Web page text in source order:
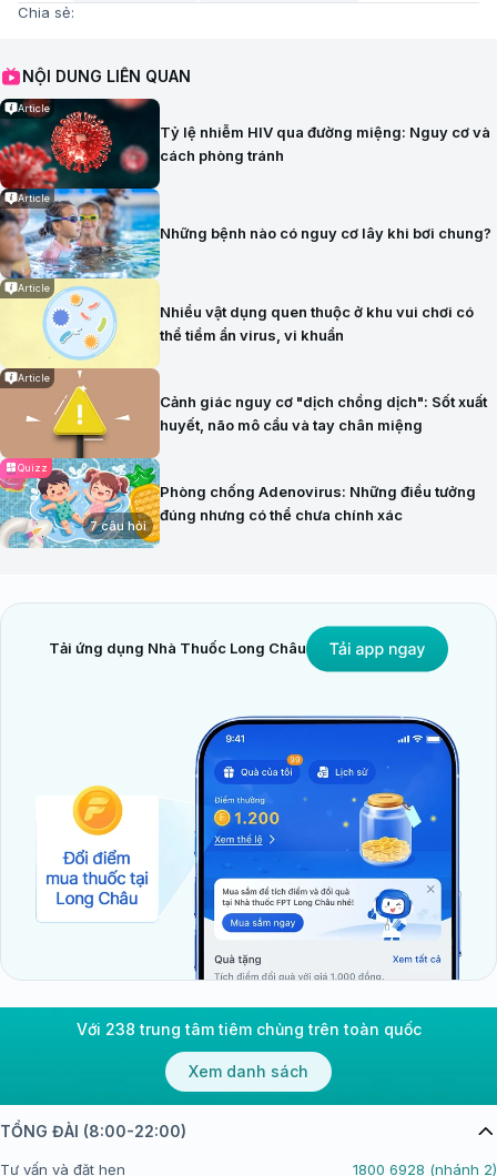
Chia sẻ:
NỘI DUNG LIÊN QUAN
Article
Tỷ lệ nhiễm HIV qua đường miệng: Nguy cơ và
cách phòng tránh
Article
Những bệnh nào có nguy cơ lây khi bơi chung?
Article
Nhiều vật dụng quen thuộc ở khu vui chơi có
thể tiềm ẩn virus, vi khuẩn
Article
Cảnh giác nguy cơ "dịch chồng dịch": Sốt xuất
huyết, não mô cầu và tay chân miệng
Quizz
7 câu hỏi
Phòng chống Adenovirus: Những điều tưởng
đúng nhưng có thể chưa chính xác
Tải ứng dụng Nhà Thuốc Long Châu
Với 238 trung tâm tiêm chủng trên toàn quốc
Xem danh sách
TỔNG ĐÀI (8:00-22:00)
Tư vấn và đặt hẹn
1800 6928 (nhánh 2)